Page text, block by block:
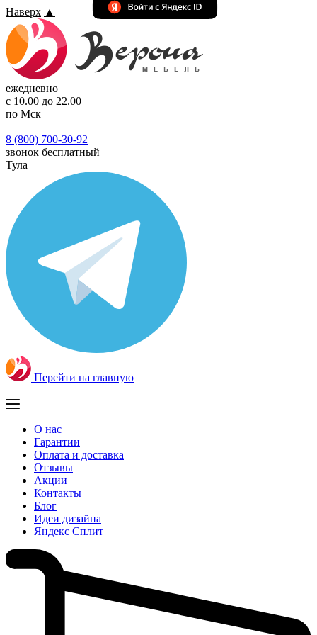
Наверх ▲
ежедневно
с 10.00 до 22.00
по Мск
8 (800) 700-30-92
звонок бесплатный
Тула
Перейти на главную
О нас
Гарантии
Оплата и доставка
Отзывы
Акции
Контакты
Блог
Идеи дизайна
Яндекс Сплит